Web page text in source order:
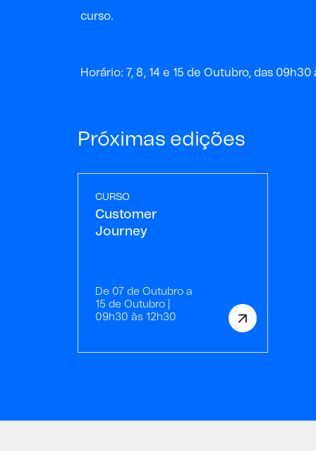
curso.
Horário: 7, 8, 14 e 15 de Outubro, das 09h30
Próximas edições
CURSO
Customer
Journey
De 07 de Outubro a
15 de Outubro |
09h30 às 12h30